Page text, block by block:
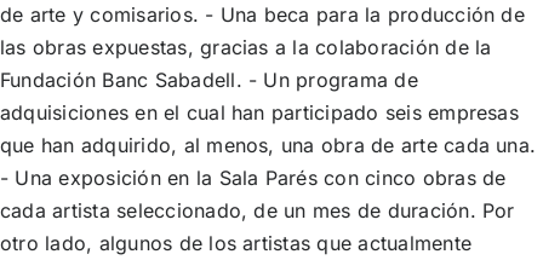
de arte y comisarios. - Una beca para la producción de
las obras expuestas, gracias a la colaboración de la
Fundación Banc Sabadell. - Un programa de
adquisiciones en el cual han participado seis empresas
que han adquirido, al menos, una obra de arte cada una.
- Una exposición en la Sala Parés con cinco obras de
cada artista seleccionado, de un mes de duración. Por
otro lado, algunos de los artistas que actualmente